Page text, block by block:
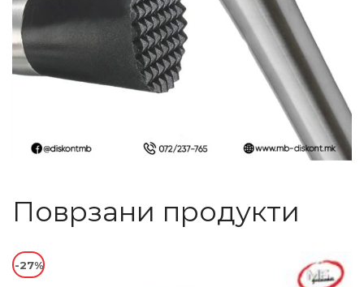
Поврзани продукти
-27%